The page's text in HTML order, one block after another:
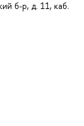
б-р, д. 11, каб.